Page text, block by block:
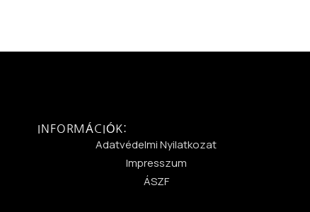
INFORMÁCIÓK:
Adatvédelmi Nyilatkozat
Impresszum
ÁSZF